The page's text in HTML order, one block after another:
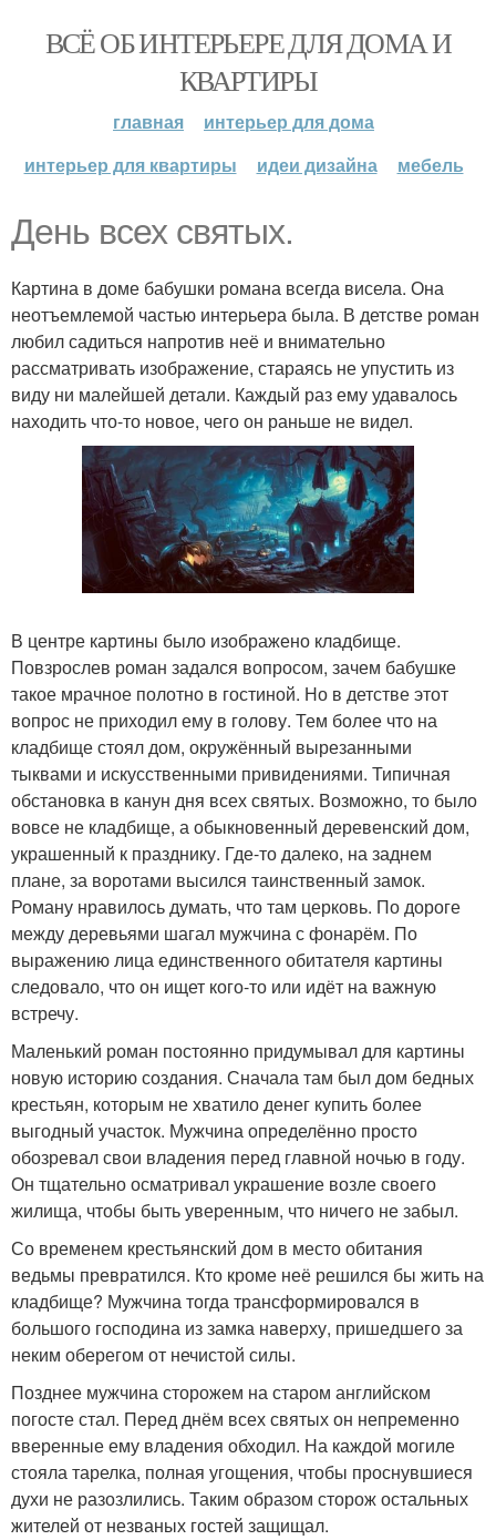
ВСЁ ОБ ИНТЕРЬЕРЕ ДЛЯ ДОМА И
КВАРТИРЫ
главная
интерьер для дома
интерьер для квартиры
идеи дизайна мебель
День всех святых.
Картина в доме бабушки романа всегда висела. Она
неотъемлемой частью интерьера была. В детстве роман
любил садиться напротив неё и внимательно
рассматривать изображение, стараясь не упустить из
виду ни малейшей детали. Каждый раз ему удавалось
находить что-то новое, чего он раньше не видел.
В центре картины было изображено кладбище.
Повзрослев роман задался вопросом, зачем бабушке
такое мрачное полотно в гостиной. Но в детстве этот
вопрос не приходил ему в голову. Тем более что на
кладбище стоял дом, окружённый вырезанными
тыквами и искусственными привидениями. Типичная
обстановка в канун дня всех святых. Возможно, то было
вовсе не кладбище, а обыкновенный деревенский дом,
украшенный к празднику. Где-то далеко, на заднем
плане, за воротами высился таинственный замок.
Роману нравилось думать, что там церковь. По дороге
между деревьями шагал мужчина с фонарём. По
выражению лица единственного обитателя картины
следовало, что он ищет кого-то или идёт на важную
встречу.
Маленький роман постоянно придумывал для картины
новую историю создания. Сначала там был дом бедных
крестьян, которым не хватило денег купить более
выгодный участок. Мужчина определённо просто
обозревал свои владения перед главной ночью в году.
Он тщательно осматривал украшение возле своего
жилища, чтобы быть уверенным, что ничего не забыл.
Со временем крестьянский дом в место обитания
ведьмы превратился. Кто кроме неё решился бы жить на
кладбище? Мужчина тогда трансформировался в
большого господина из замка наверху, пришедшего за
неким оберегом от нечистой силы.
Позднее мужчина сторожем на старом английском
погосте стал. Перед днём всех святых он непременно
вверенные ему владения обходил. На каждой могиле
стояла тарелка, полная угощения, чтобы проснувшиеся
духи не разозлились. Таким образом сторож остальных
жителей от незваных гостей защищал.